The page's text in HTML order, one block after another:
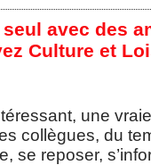
avec des
Culture et
une
collègues, du
se reposer,